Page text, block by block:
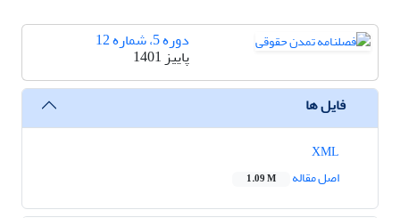
دوره 5، شماره 12
پاییز 1401
فایل ها
اصل مقاله
1.09 M